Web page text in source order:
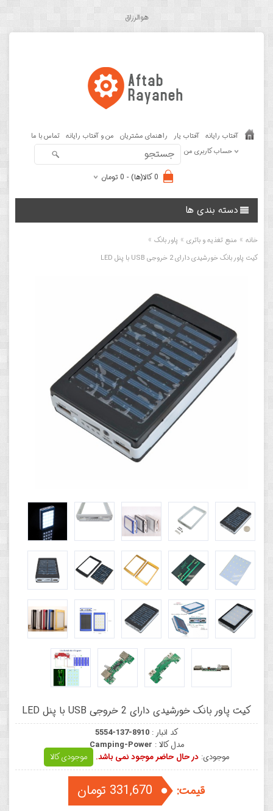
هوالرزاق
آفتاب رایانه آفتاب یار راهنمای مشتریان من و آفتاب رایانه تماس با ما
حساب کاربری من
0 کالا(ها) - 0 تومان
دسته بندی ها
خانه » منبع تغذیه و باتری » پاور بانک »
کیت پاور بانک خورشیدی دارای 2 خروجی USB با پنل LED
کیت پاور بانک خورشیدی دارای 2 خروجی USB با پنل LED
کد انبار : 5554-137-8910
مدل کالا : Camping-Power
موجودی: در حال حاضر موجود نمی باشد. موجودی کالا
قیمت: 331,670 تومان